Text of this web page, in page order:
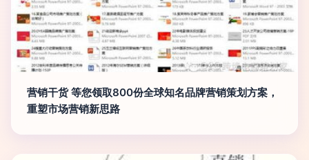
营销干货 等您领取800份全球知名品牌营销策划方案，
重塑市场营销新思路